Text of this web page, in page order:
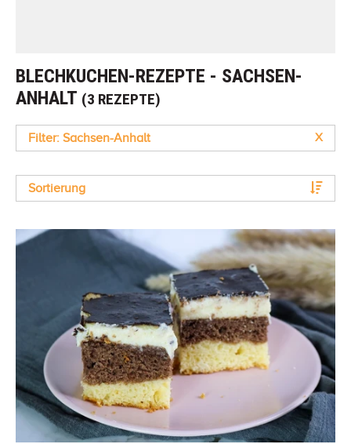
BLECHKUCHEN-REZEPTE - SACHSEN-
ANHALT (3 REZEPTE)
Filter: Sachsen-Anhalt X
Sortierung